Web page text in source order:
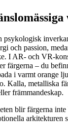
psykologisk
och passion,
I AR- och VR-
färgerna – du
i varmt orange
Kalla, metalliska
främmandeskap.
blir färgerna inte
arkitekturen